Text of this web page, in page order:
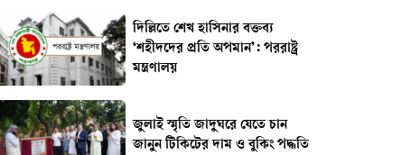
দিল্লিতে শেখ হাসিনার বক্তব্য
‘শহীদদের প্রতি অপমান’: পররাষ্ট্র
মন্ত্রণালয়
জুলাই স্মৃতি জাদুঘরে যেতে চান
জানুন টিকিটের দাম ও বুকিং পদ্ধতি